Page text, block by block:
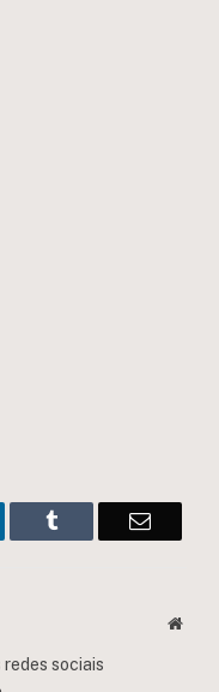
Tumblr Email
sociais